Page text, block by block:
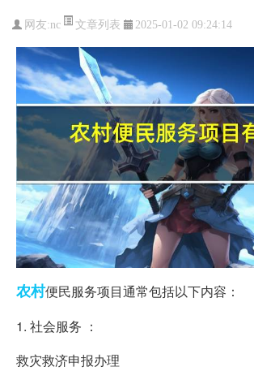
网友:nc 文章列表 2025-01-02 09:24:14
农村便民服务项目通常包括以下内容：
1. 社会服务 ：
救灾救济申报办理